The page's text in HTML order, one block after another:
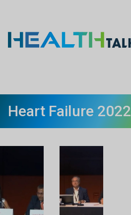
Heart Failure 2022